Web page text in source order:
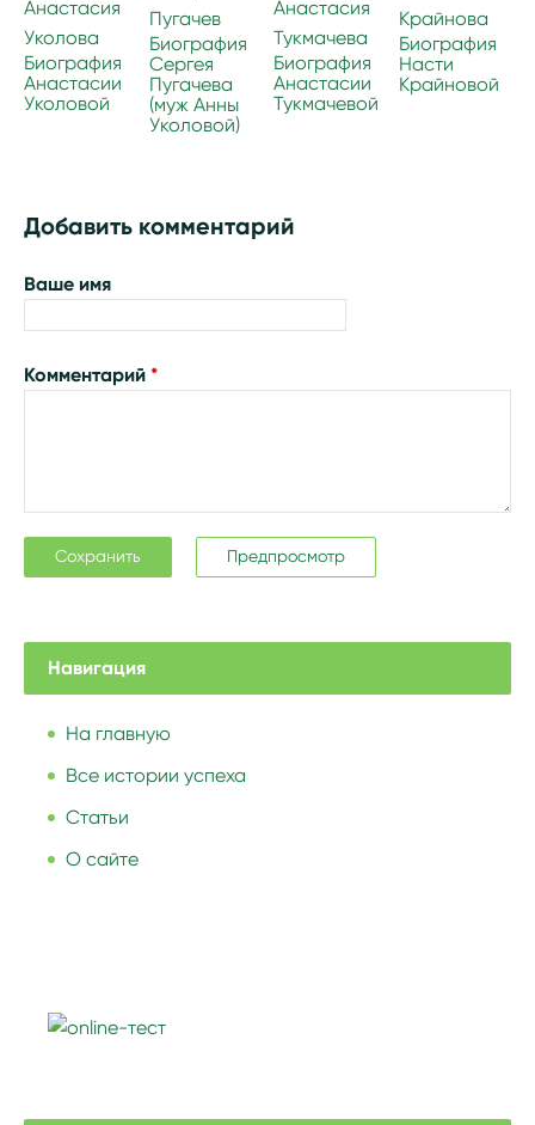
Биография
Анастасии
Уколовой
Биография
Сергея
Пугачева
(муж Анны
Уколовой)
Биография
Анастасии
Тукмачевой
Биография
Насти
Крайновой
Добавить комментарий
Ваше имя
Комментарий*
Навигация
На главную
Все истории успеха
Статьи
О сайте